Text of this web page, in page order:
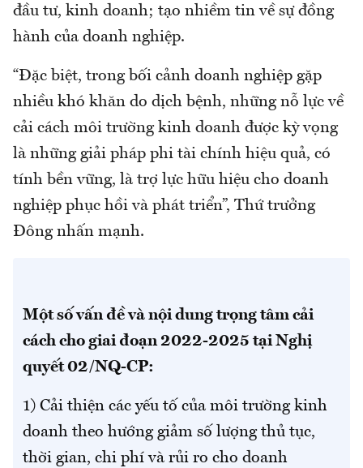
đầu tư, kinh doanh; tạo nhiềm tin về sự đồng
hành của doanh nghiệp.
“Đặc biệt, trong bối cảnh doanh nghiệp gặp
nhiều khó khăn do dịch bệnh, những nỗ lực về
cải cách môi trường kinh doanh được kỳ vọng
là những giải pháp phi tài chính hiệu quả, có
tính bền vững, là trợ lực hữu hiệu cho doanh
nghiệp phục hồi và phát triển”, Thứ trưởng
Đông nhấn mạnh.
Một số vấn đề và nội dung trọng tâm cải
cách cho giai đoạn 2022-2025 tại Nghị
quyết 02/NQ-CP:
1) Cải thiện các yếu tố của môi trường kinh
doanh theo hướng giảm số lượng thủ tục,
thời gian, chi phí và rủi ro cho doanh